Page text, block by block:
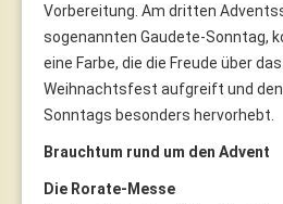
Vorbereitung. Am dritten
sogenannten Gaudete-Sonntag,
eine Farbe, die die Freude über
Weihnachtsfest aufgreift und
Sonntags besonders hervorhebt.
Brauchtum rund um den Advent
Die Rorate-Messe